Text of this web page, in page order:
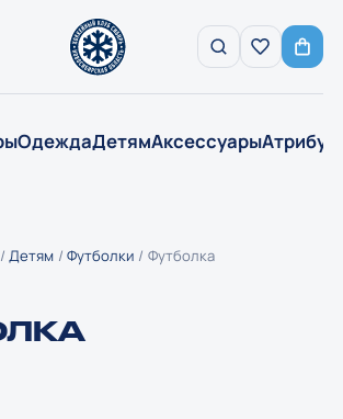
ОдеждаДетямАксессуары
Детям Футболки Футболка